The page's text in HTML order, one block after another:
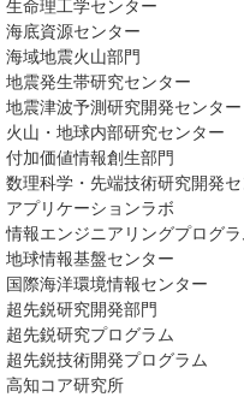
生命理工学センター
海底資源センター
海域地震火山部門
地震発生帯研究センター
地震津波予測研究開発センター
火山・地球内部研究センター
付加価値情報創生部門
数理科学・先端技術研究開発
アプリケーションラボ
情報エンジニアリングプログラ
地球情報基盤センター
国際海洋環境情報センター
超先鋭研究開発部門
超先鋭研究プログラム
超先鋭技術開発プログラム
高知コア研究所